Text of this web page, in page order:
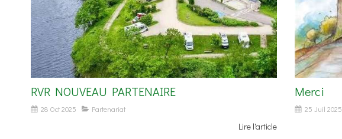
RVR NOUVEAU PARTENAIRE
28 Oct 2025 Partenariat
Lire l'article
Merci
25 Juil 2025